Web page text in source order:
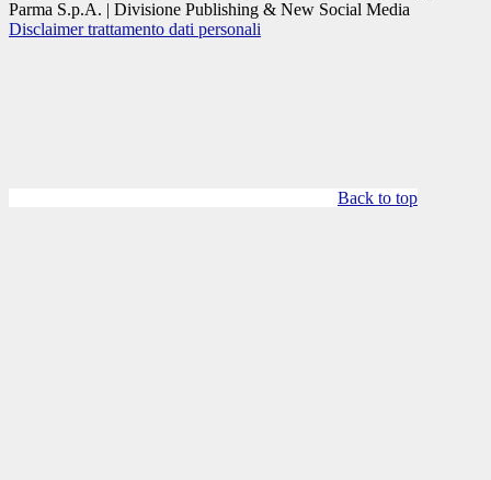
Parma S.p.A. | Divisione Publishing & New Social Media
Disclaimer trattamento dati personali
Back to top